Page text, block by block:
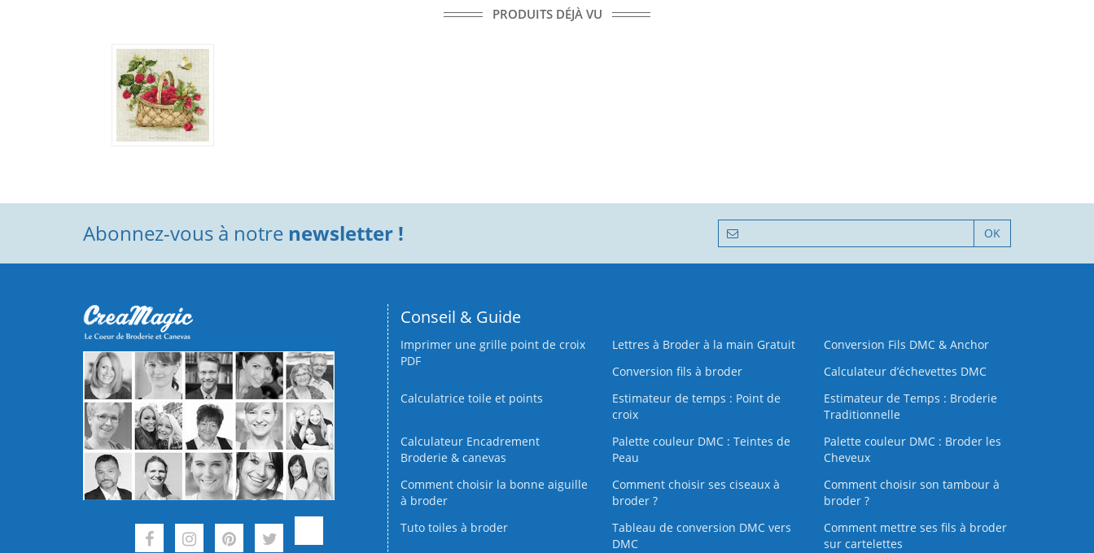
PRODUITS DÉJÀ VU
Abonnez-vous à notre newsletter ! OK
Conseil & Guide
Imprimer une grille point de croix
PDF
Lettres à Broder à la main Gratuit
Conversion Fils DMC & Anchor
Conversion fils à broder
Calculateur d’échevettes DMC
Calculatrice toile et points
Estimateur de temps : Point de
croix
Estimateur de Temps : Broderie
Traditionnelle
Calculateur Encadrement
Broderie & canevas
Palette couleur DMC : Teintes de
Peau
Palette couleur DMC : Broder les
Cheveux
Comment choisir la bonne aiguille
à broder
Comment choisir ses ciseaux à
broder ?
Comment choisir son tambour à
broder ?
Tuto toiles à broder
Tableau de conversion DMC vers
DMC
Comment mettre ses fils à broder
sur cartelettes